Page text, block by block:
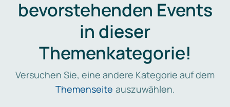
bevorstehenden Events
in dieser
Themenkategorie!
Versuchen Sie, eine andere Kategorie auf dem
Themenseite auszuwählen.